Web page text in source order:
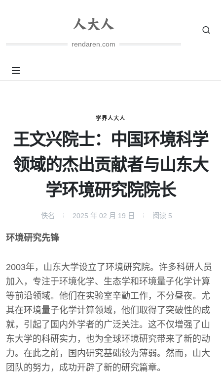
rendaren.com
学界人大人
王文兴院士：中国环境科学
领域的杰出贡献者与山东大
学环境研究院院长
佚名 2025 年 02 月 19 日 阅读 5
环境研究先锋
2003年，山东大学设立了环境研究院。许多科研人员
加入，专注于环境化学、生态学和环境量子化学计算
等前沿领域。他们在实验室辛勤工作，不分昼夜。尤
其在环境量子化学计算领域，他们取得了突破性的成
就，引起了国内外学者的广泛关注。这不仅增强了山
东大学的科研实力，也为全球环境研究带来了新的动
力。在此之前，国内研究基础较为薄弱。然而，山大
团队的努力，成功开辟了新的研究篇章。